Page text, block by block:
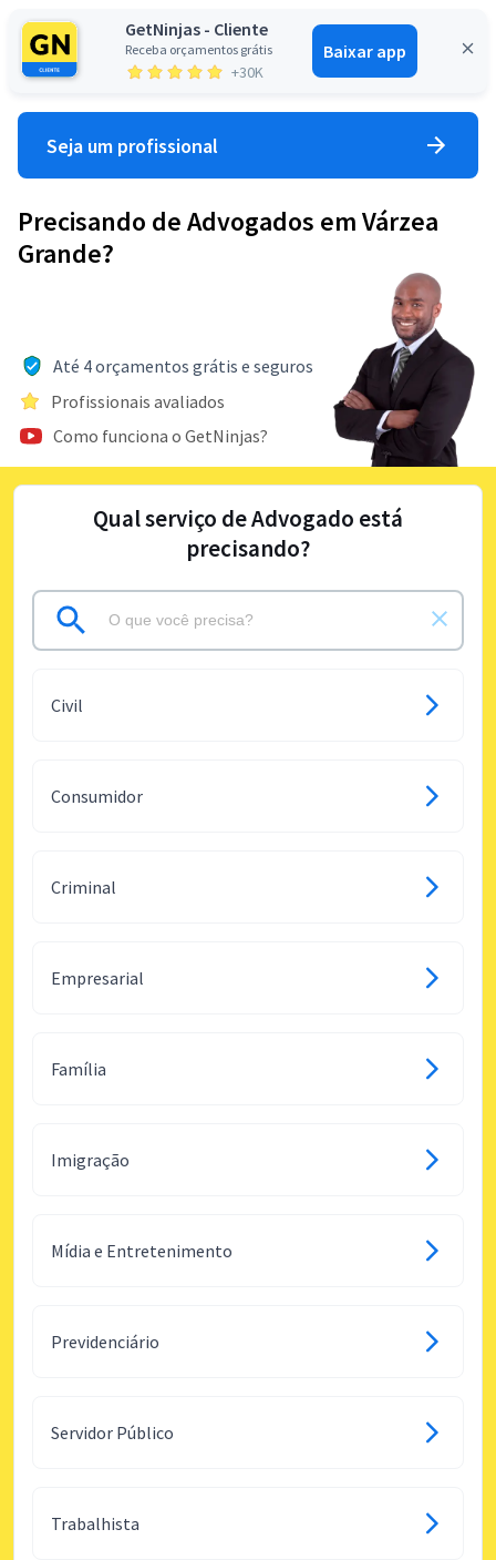
GetNinjas - Cliente
Receba orçamentos grátis
+30K
Baixar app
Entrar
Seja um profissional
Precisando de Advogados em Várzea
Grande?
Até 4 orçamentos grátis e seguros
Profissionais avaliados
Como funciona o GetNinjas?
Qual serviço de Advogado está
precisando?
Civil
Consumidor
Criminal
Empresarial
Família
Imigração
Mídia e Entretenimento
Previdenciário
Servidor Público
Trabalhista